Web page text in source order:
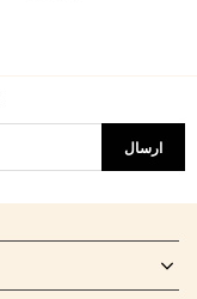
ارسال